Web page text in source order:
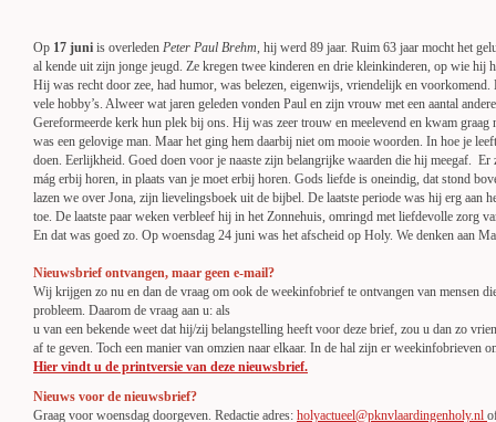
Op 17 juni is overleden Peter Paul Brehm, hij werd 89 jaar. Ruim 63 jaar mocht het
al kende uit zijn jonge jeugd. Ze kregen twee kinderen en drie kleinkinderen, op wie hij
Hij was recht door zee, had humor, was belezen, eigenwijs, vriendelijk en
vele hobby’s. Alweer wat jaren geleden vonden Paul en zijn vrouw met een aantal
Gereformeerde kerk hun plek bij ons. Hij was zeer trouw en meelevend en kwam
was een gelovige man. Maar het ging hem daarbij niet om mooie woorden. In hoe je
doen. Eerlijkheid. Goed doen voor je naaste zijn belangrijke waarden die hij meegaf. Er
mág erbij horen, in plaats van je moet erbij horen. Gods liefde is oneindig, dat stond
lazen we over Jona, zijn lievelingsboek uit de bijbel. De laatste periode was hij erg aan
toe. De laatste paar weken verbleef hij in het Zonnehuis, omringd met liefdevolle zorg
En dat was goed zo. Op woensdag 24 juni was het afscheid op Holy. We denken aan
Nieuwsbrief ontvangen, maar geen e-mail?
Wij krijgen zo nu en dan de vraag om ook de weekinfobrief te ontvangen van mensen
probleem. Daarom de vraag aan u: als
u van een bekende weet dat hij/zij belangstelling heeft voor deze brief, zou u dan zo
af te geven. Toch een manier van omzien naar elkaar. In de hal zijn er weekinfobrieven
Hier vindt u de printversie van deze nieuwsbrief.
Nieuws voor de nieuwsbrief?
Graag voor woensdag doorgeven. Redactie adres: holyactueel@pknvlaardingenholy.nl